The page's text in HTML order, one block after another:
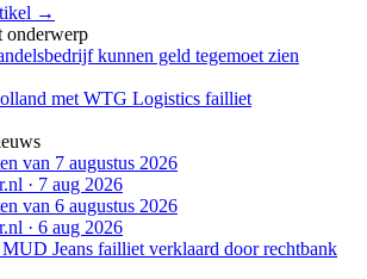
→
onderwerp
kunnen geld tegemoet zien
met WTG Logistics failliet
van 7 augustus 2026
· 7 aug 2026
van 6 augustus 2026
· 6 aug 2026
Jeans failliet verklaard door rechtbank